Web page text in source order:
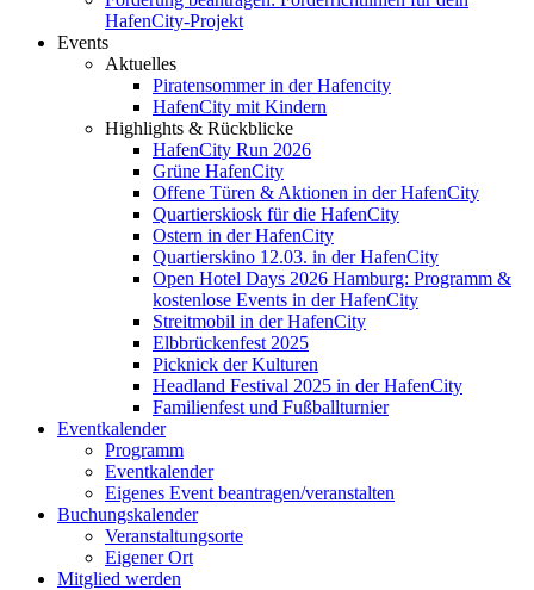
HafenCity-Projekt
Events
Aktuelles
Piratensommer in der Hafencity
HafenCity mit Kindern
Highlights & Rückblicke
HafenCity Run 2026
Grüne HafenCity
Offene Türen & Aktionen in der HafenCity
Quartierskiosk für die HafenCity
Ostern in der HafenCity
Quartierskino 12.03. in der HafenCity
Open Hotel Days 2026 Hamburg: Programm &
kostenlose Events in der HafenCity
Streitmobil in der HafenCity
Elbbrückenfest 2025
Picknick der Kulturen
Headland Festival 2025 in der HafenCity
Familienfest und Fußballturnier
Eventkalender
Programm
Eventkalender
Eigenes Event beantragen/veranstalten
Buchungskalender
Veranstaltungsorte
Eigener Ort
Mitglied werden